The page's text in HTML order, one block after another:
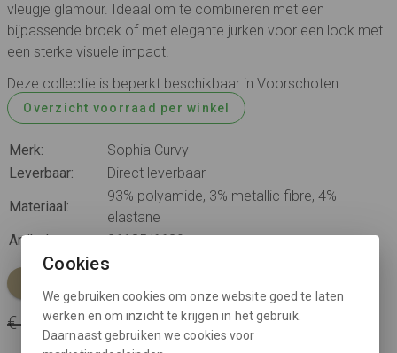
vleugje glamour. Ideaal om te combineren met een
bijpassende broek of met elegante jurken voor een look met
een sterke visuele impact.
Deze collectie is beperkt beschikbaar in Voorschoten.
Overzicht voorraad per winkel
Merk:
Sophia Curvy
Leverbaar:
Direct leverbaar
Materiaal:
93% polyamide, 3% metallic fibre, 4%
elastane
Artikelnummer: 26185/6630
€ 184,95 € 55,48 je bespaart € 129,47
Cookies
We gebruiken cookies om onze website goed te laten
werken en om inzicht te krijgen in het gebruik.
Daarnaast gebruiken we cookies voor